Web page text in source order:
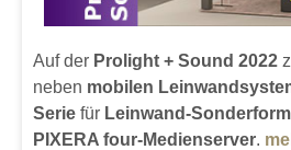
Auf der Prolight + Sound 2022
neben mobilen
Serie für Leinwand-
PIXERA four-Medienserver.